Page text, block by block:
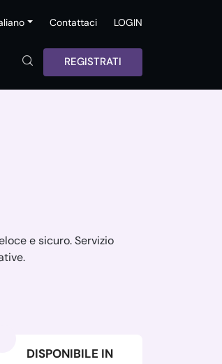
Contattaci LOGIN
REGISTRATI
e sicuro. Servizio
DISPONIBILE IN